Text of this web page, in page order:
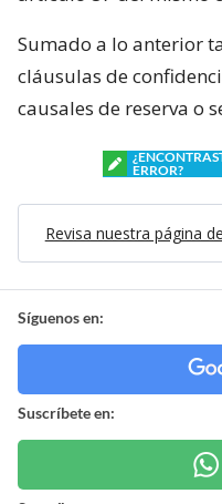
Sumado a lo anterior
cláusulas de
causales de reserva o
ERROR?
Revisa nuestra página
Síguenos en:
Suscríbete en: